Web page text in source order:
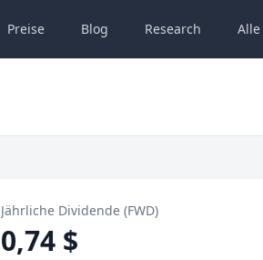
Preise Blog Research Alle
Jährliche Dividende (FWD)
0,74 $